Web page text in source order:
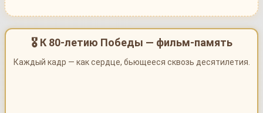
🎖 К 80-летию Победы — фильм-память
Каждый кадр — как сердце, бьющееся сквозь десятилетия.